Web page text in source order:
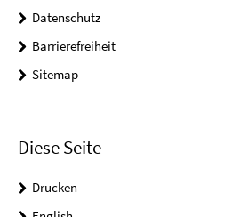
Datenschutz
Barrierefreiheit
Sitemap
Diese Seite
Drucken